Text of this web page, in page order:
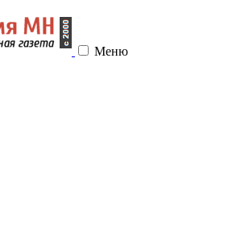
Меню